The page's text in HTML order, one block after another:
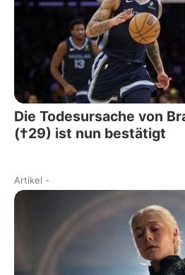
Die Todesursache von
(†29) ist nun bestätigt
Artikel -